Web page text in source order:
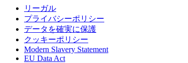
リーガル
プライバシーポリシー
データを確実に保護
クッキーポリシー
Modern Slavery Statement
EU Data Act